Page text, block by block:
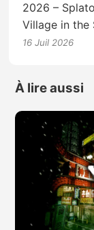
2026 –
Village in the
16 Juil 2026
À lire aussi